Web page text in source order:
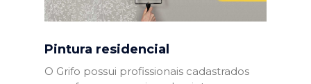
Pintura residencial
O Grifo possui profissionais cadastrados